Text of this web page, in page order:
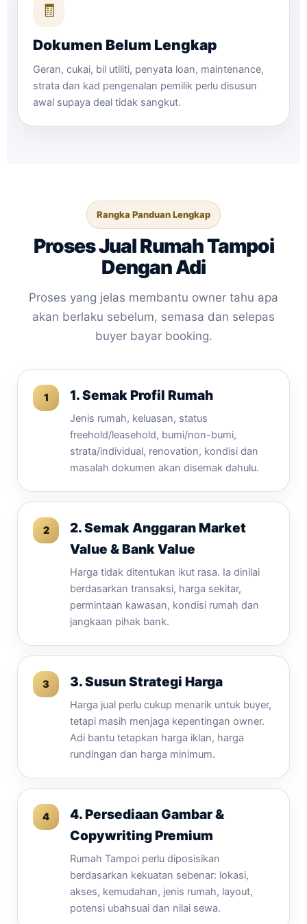
🧾
Dokumen Belum Lengkap
Geran, cukai, bil utiliti, penyata loan, maintenance,
strata dan kad pengenalan pemilik perlu disusun
awal supaya deal tidak sangkut.
Rangka Panduan Lengkap
Proses Jual Rumah Tampoi
Dengan Adi
Proses yang jelas membantu owner tahu apa
akan berlaku sebelum, semasa dan selepas
buyer bayar booking.
1. Semak Profil Rumah
Jenis rumah, keluasan, status
freehold/leasehold, bumi/non-bumi,
strata/individual, renovation, kondisi dan
masalah dokumen akan disemak dahulu.
2. Semak Anggaran Market
Value & Bank Value
Harga tidak ditentukan ikut rasa. Ia dinilai
berdasarkan transaksi, harga sekitar,
permintaan kawasan, kondisi rumah dan
jangkaan pihak bank.
3. Susun Strategi Harga
Harga jual perlu cukup menarik untuk buyer,
tetapi masih menjaga kepentingan owner.
Adi bantu tetapkan harga iklan, harga
rundingan dan harga minimum.
4. Persediaan Gambar &
Copywriting Premium
Rumah Tampoi perlu diposisikan
berdasarkan kekuatan sebenar: lokasi,
akses, kemudahan, jenis rumah, layout,
potensi ubahsuai dan nilai sewa.